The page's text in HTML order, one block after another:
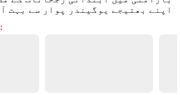
اپنے بھتیجے یوگیندر پوار سے بہت